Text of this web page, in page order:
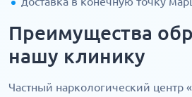
Преимущества
нашу клинику
Частный наркологический